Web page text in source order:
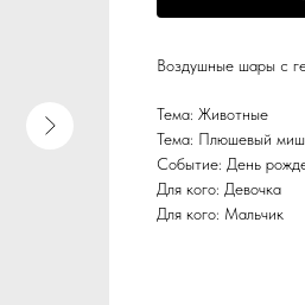
Воздушные шары с
Тема: Животные
Тема: Плюшевый
Событие: День
Для кого: Девочка
Для кого: Мальчик